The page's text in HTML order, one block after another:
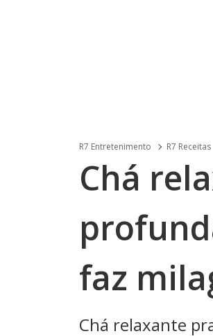
R7 Entretenimento R7 Receitas
Chá
faz
Chá relaxante